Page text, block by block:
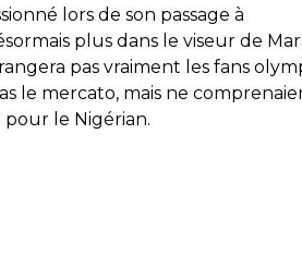
lors de son passage à
plus dans le viseur de
pas vraiment les fans
le mercato, mais ne
le Nigérian.